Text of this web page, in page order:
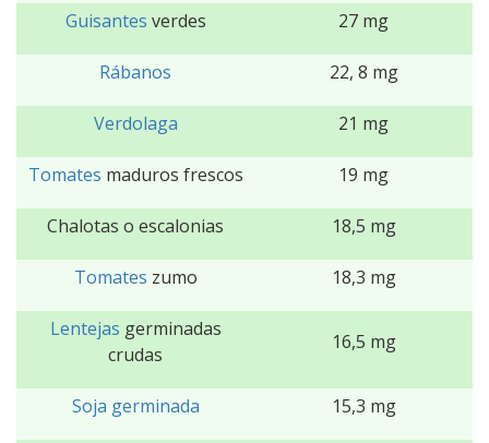
Guisantes verdes 27 mg
Rábanos 22, 8 mg
Verdolaga 21 mg
Tomates maduros frescos 19 mg
Chalotas o escalonias 18,5 mg
Tomates zumo 18,3 mg
Lentejas germinadas
crudas
16,5 mg
Soja germinada 15,3 mg